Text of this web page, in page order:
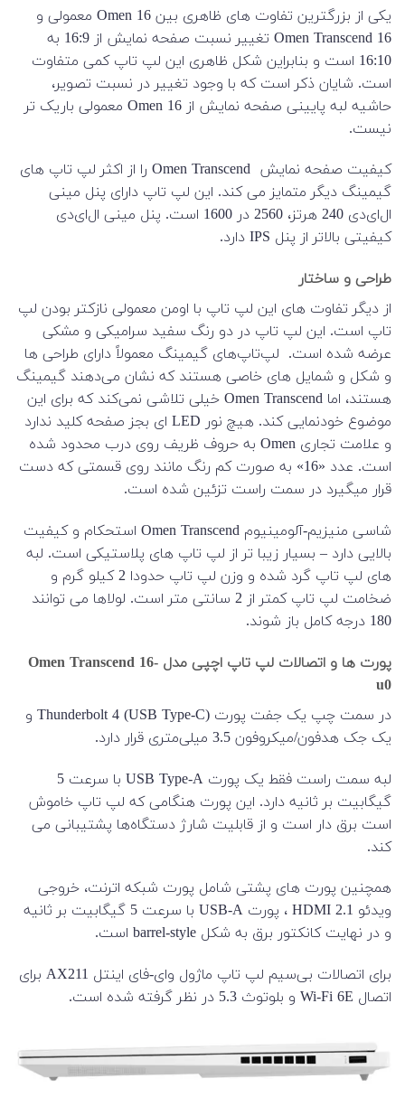
یکی از بزرگترین تفاوت های ظاهری بین Omen 16 معمولی و
Omen Transcend 16 تغییر نسبت صفحه نمایش از 16:9 به
16:10 است و بنابراین شکل ظاهری این لپ تاپ کمی متفاوت
است. شایان ذکر است که با وجود تغییر در نسبت تصویر،
حاشیه لبه پایینی صفحه نمایش از Omen 16 معمولی باریک تر
نیست.
کیفیت صفحه نمایش Omen Transcend را از اکثر لپ تاپ های
گیمینگ دیگر متمایز می کند. این لپ تاپ دارای پنل مینی
ال‌ای‌دی 240 هرتز، 2560 در 1600 است. پنل مینی ال‌ای‌دی
کیفیتی بالاتر از پنل IPS دارد.
طراحی و ساختار
از دیگر تفاوت های این لپ تاپ با اومن معمولی نازکتر بودن لپ
تاپ است. این لپ تاپ در دو رنگ سفید سرامیکی و مشکی
عرضه شده است. لپ‌تاپ‌های گیمینگ معمولاً دارای طراحی ها
و شکل و شمایل های خاصی هستند که نشان می‌دهند گیمینگ
هستند، اما Omen Transcend خیلی تلاشی نمی‌کند که برای این
موضوع خودنمایی کند. هیچ نور LED ای بجز صفحه کلید ندارد
و علامت تجاری Omen به حروف ظریف روی درب محدود شده
است. عدد «16» به صورت کم رنگ مانند روی قسمتی که دست
قرار میگیرد در سمت راست تزئین شده است.
شاسی منیزیم-آلومینیوم Omen Transcend استحکام و کیفیت
بالایی دارد – بسیار زیبا تر از لپ تاپ های پلاستیکی است. لبه
های لپ تاپ گرد شده و وزن لپ تاپ حدودا 2 کیلو گرم و
ضخامت لپ تاپ کمتر از 2 سانتی متر است. لولاها می توانند
180 درجه کامل باز شوند.
پورت ها و اتصالات لپ تاپ اچپی مدل Omen Transcend 16-
u0
در سمت چپ یک جفت پورت Thunderbolt 4 (USB Type-C) و
یک جک هدفون/میکروفون 3.5 میلی‌متری قرار دارد.
لبه سمت راست فقط یک پورت USB Type-A با سرعت 5
گیگابیت بر ثانیه دارد. این پورت هنگامی که لپ تاپ خاموش
است برق دار است و از قابلیت شارژ دستگاه‌ها پشتیبانی می
کند.
همچنین پورت های پشتی شامل پورت شبکه اترنت، خروجی
ویدئو HDMI 2.1 ، پورت USB-A با سرعت 5 گیگابیت بر ثانیه
و در نهایت کانکتور برق به شکل barrel-style است.
برای اتصالات بی‌سیم لپ تاپ ماژول وای-فای اینتل AX211 برای
اتصال Wi-Fi 6E و بلوتوث 5.3 در نظر گرفته شده است.